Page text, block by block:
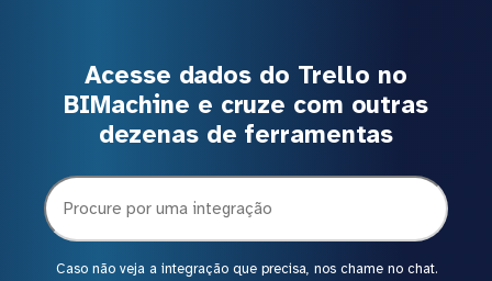
Acesse dados do Trello no
BIMachine e cruze com outras
dezenas de ferramentas
Caso não veja a integração que precisa, nos chame no chat.